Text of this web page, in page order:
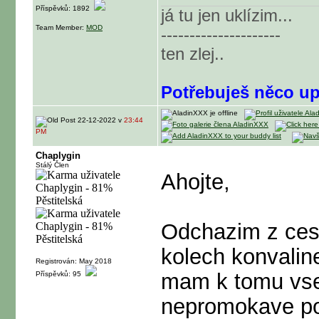
Příspěvků: 1892
Team Member: MOD
já tu jen uklízim...
---------------------
ten zlej..
Potřebuješ něco
22-12-2022 v 23:44
PM
Chaplygin
Stálý Člen
Registrován: May 2018
Příspěvků: 95
Ahojte,
Odchazim z
kolech
mam k tomu
nepromokave